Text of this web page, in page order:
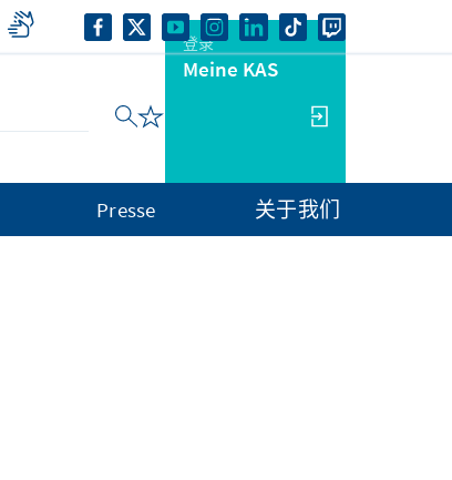
登录
Meine KAS
Presse 关于我们